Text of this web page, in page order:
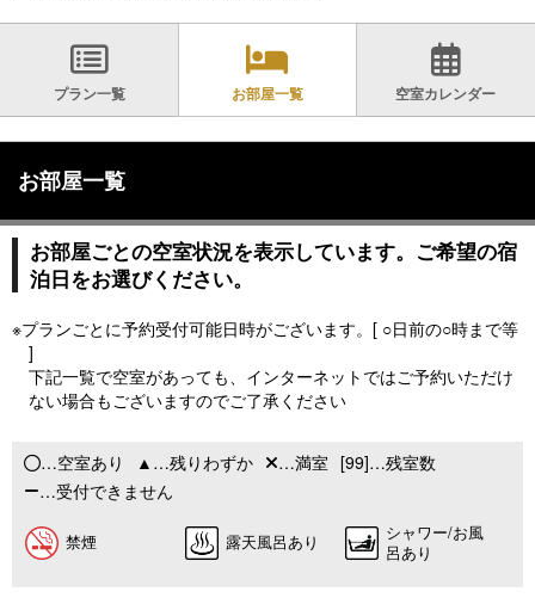
プラン一覧 お部屋一覧 空室カレンダー
お部屋一覧
お部屋ごとの空室状況を表示しています。ご希望の宿
泊日をお選びください。
※プランごとに予約受付可能日時がございます。[ ○日前の○時まで等
]
下記一覧で空室があっても、インターネットではご予約いただけ
ない場合もございますのでご了承ください
…空室あり …残りわずか …満室 [99]…残室数
…受付できません
禁煙 露天風呂あり
シャワー/お風
呂あり